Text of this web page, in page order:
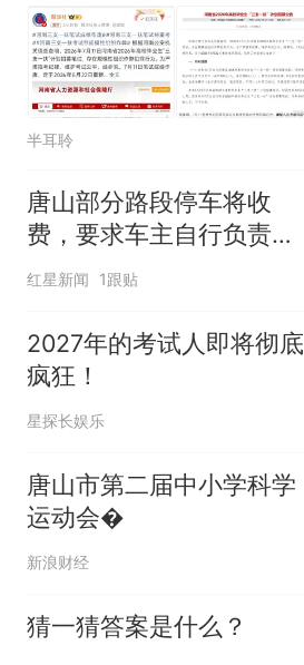
半耳聆
唐山部分路段停车将收
费，要求车主自行负责车
辆及物品安全 管理公司回
红星新闻 1跟贴
2027年的考试人即将彻底
疯狂！
星探长娱乐
​唐山市第二届中小学科学
运动会�
新浪财经
猜一猜答案是什么？